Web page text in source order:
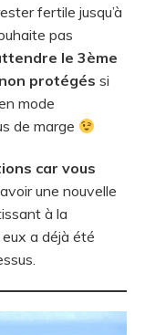
fertile jusqu’à
pas
le 3ème
protégés si
mode
de marge
car vous
une nouvelle
à la
eux a déjà été